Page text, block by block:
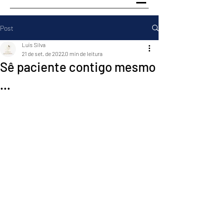
Post
Sê paciente contigo mesmo
...
Luís Silva
21 de set. de 20220 min de leitura